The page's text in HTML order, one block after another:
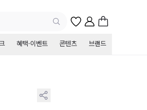
혜택·이벤트 콘텐츠 브랜드